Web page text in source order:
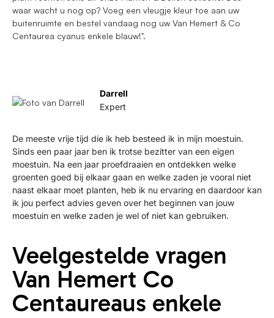
waar wacht u nog op? Voeg een vleugje kleur toe aan uw
buitenruimte en bestel vandaag nog uw Van Hemert & Co
Centaurea cyanus enkele blauw!".
Darrell
Expert
De meeste vrije tijd die ik heb besteed ik in mijn moestuin.
Sinds een paar jaar ben ik trotse bezitter van een eigen
moestuin. Na een jaar proefdraaien en ontdekken welke
groenten goed bij elkaar gaan en welke zaden je vooral niet
naast elkaar moet planten, heb ik nu ervaring en daardoor kan
ik jou perfect advies geven over het beginnen van jouw
moestuin en welke zaden je wel of niet kan gebruiken.
Veelgestelde vragen
Van Hemert Co
Centaureaus enkele